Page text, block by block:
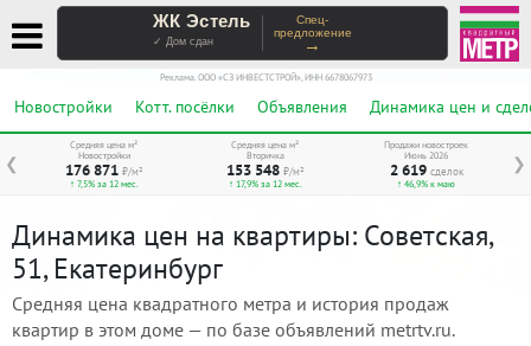
ЖК Эстель
✓ Дом сдан
Спец-
предложение
→
Реклама. ООО «СЗ ИНВЕСТСТРОЙ», ИНН 6678067973
Новостройки Котт. посёлки Объявления Динамика цен и
❮ ❯
Средняя цена м²
Новостройки
176 871 ₽/м²
↑ 7,5% за 12 мес.
Средняя цена м²
Вторичка
153 548 ₽/м²
↑ 17,9% за 12 мес.
Продажи новостроек
Июнь 2026
2 619 сделок
↑ 46,9% к маю
Динамика цен на квартиры: Советская,
51, Екатеринбург
Средняя цена квадратного метра и история продаж
квартир в этом доме — по базе объявлений metrtv.ru.